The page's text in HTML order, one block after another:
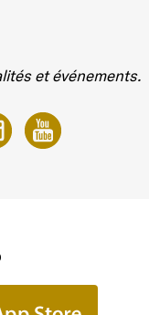
et événements.